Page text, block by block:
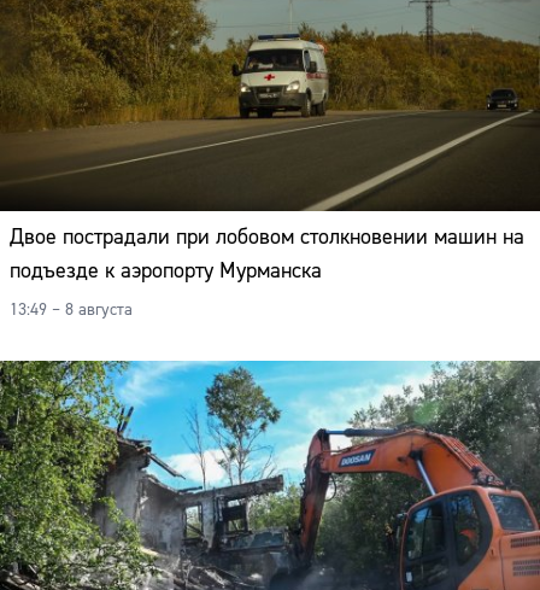
Двое пострадали при лобовом столкновении машин на
подъезде к аэропорту Мурманска
13:49 – 8 августа